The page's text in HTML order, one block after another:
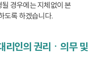
경우에는 지체없이 본
도록 하겠습니다.
리인의 권리ㆍ의무 및